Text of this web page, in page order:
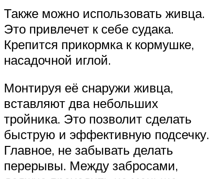
Также можно использовать живца.
Это привлечет к себе судака.
Крепится прикормка к кормушке,
насадочной иглой.
Монтируя её снаружи живца,
вставляют два небольших
тройника. Это позволит сделать
быструю и эффективную подсечку.
Главное, не забывать делать
перерывы. Между забросами,